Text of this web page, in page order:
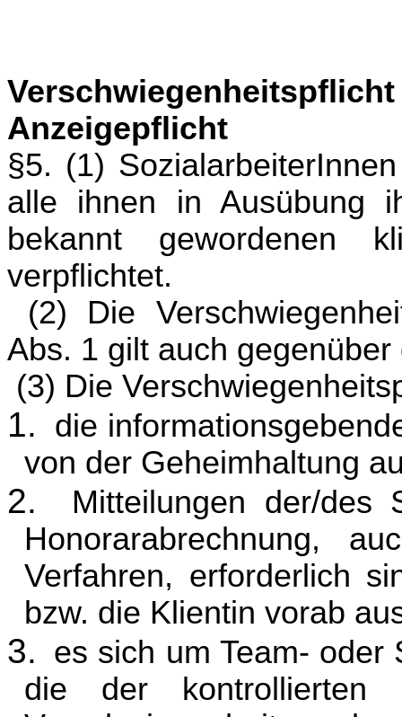
Anzeigepflicht
§5. (1)
alle ihnen in Ausübung
bekannt gewordenen
verpflichtet.
(2) Die
Abs. 1 gilt auch
(3) Die
1. die
von der Geheimhaltung
2.
Mitteilungen der/des
Honorarabrechnung,
Verfahren, erforderlich
bzw. die Klientin vorab
3. es sich um Team- oder
die der kontrollierten